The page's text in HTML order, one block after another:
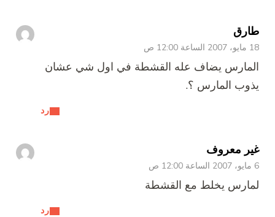
طارق
18 مايو، 2007 الساعة 12:00 ص
رد
المارس يضاف عله القشطة في اول شي عشان
يذوب المارس ؟.
غير معروف
6 مايو، 2007 الساعة 12:00 ص
رد
لمارس يخلط مع القشطة